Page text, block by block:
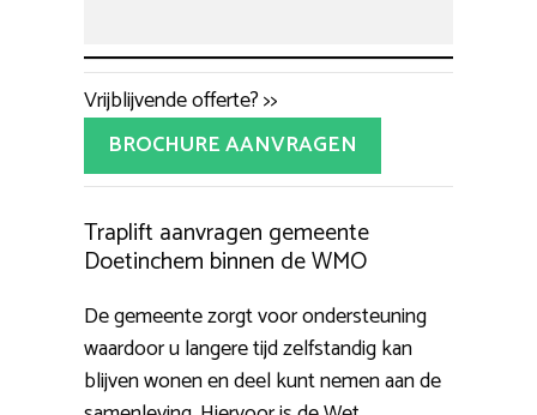
Vrijblijvende offerte? >>
BROCHURE AANVRAGEN
Traplift aanvragen gemeente
Doetinchem binnen de WMO
De gemeente zorgt voor ondersteuning
waardoor u langere tijd zelfstandig kan
blijven wonen en deel kunt nemen aan de